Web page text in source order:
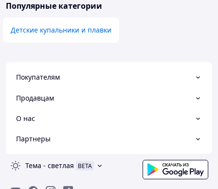
Популярные категории
Детские купальники и плавки
Покупателям
Продавцам
О нас
Партнеры
Тема - светлая BETA